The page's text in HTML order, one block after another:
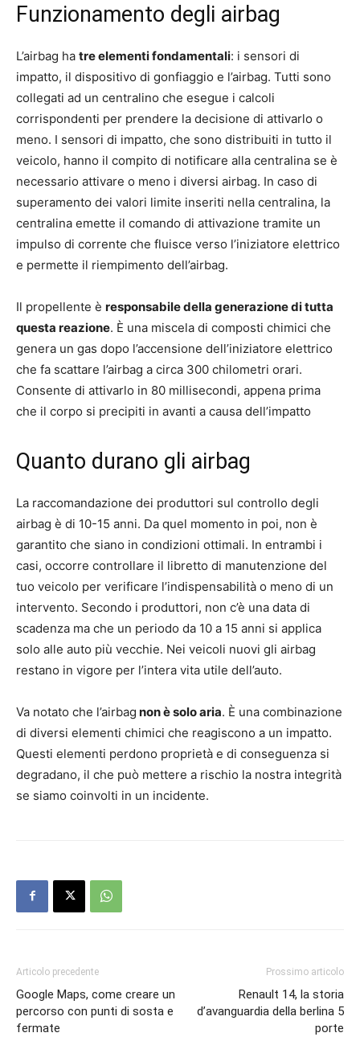
Funzionamento degli airbag
L’airbag ha tre elementi fondamentali: i sensori di
impatto, il dispositivo di gonfiaggio e l’airbag. Tutti sono
collegati ad un centralino che esegue i calcoli
corrispondenti per prendere la decisione di attivarlo o
meno. I sensori di impatto, che sono distribuiti in tutto il
veicolo, hanno il compito di notificare alla centralina se è
necessario attivare o meno i diversi airbag. In caso di
superamento dei valori limite inseriti nella centralina, la
centralina emette il comando di attivazione tramite un
impulso di corrente che fluisce verso l’iniziatore elettrico
e permette il riempimento dell’airbag.
Il propellente è responsabile della generazione di tutta
questa reazione. È una miscela di composti chimici che
genera un gas dopo l’accensione dell’iniziatore elettrico
che fa scattare l’airbag a circa 300 chilometri orari.
Consente di attivarlo in 80 millisecondi, appena prima
che il corpo si precipiti in avanti a causa dell’impatto
Quanto durano gli airbag
La raccomandazione dei produttori sul controllo degli
airbag è di 10-15 anni. Da quel momento in poi, non è
garantito che siano in condizioni ottimali. In entrambi i
casi, occorre controllare il libretto di manutenzione del
tuo veicolo per verificare l’indispensabilità o meno di un
intervento. Secondo i produttori, non c’è una data di
scadenza ma che un periodo da 10 a 15 anni si applica
solo alle auto più vecchie. Nei veicoli nuovi gli airbag
restano in vigore per l’intera vita utile dell’auto.
Va notato che l’airbag non è solo aria. È una combinazione
di diversi elementi chimici che reagiscono a un impatto.
Questi elementi perdono proprietà e di conseguenza si
degradano, il che può mettere a rischio la nostra integrità
se siamo coinvolti in un incidente.
Articolo precedente
Google Maps, come creare un
percorso con punti di sosta e
fermate
Prossimo articolo
Renault 14, la storia
d’avanguardia della berlina 5
porte